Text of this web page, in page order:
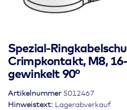
Spezial-
Crimpkontakt, M8,
gewinkelt 90°
Hinweistext: Lagerabverkauf
Artikelnummer 5012467